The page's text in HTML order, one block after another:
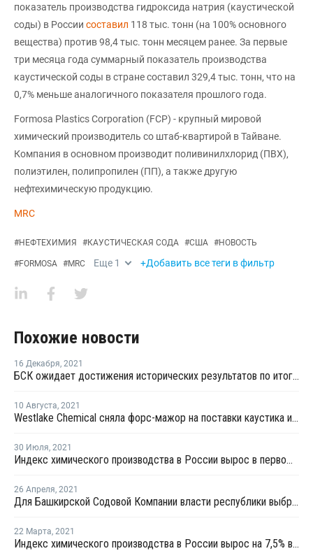
показатель производства гидроксида натрия (каустической
соды) в России составил 118 тыс. тонн (на 100% основного
вещества) против 98,4 тыс. тонн месяцем ранее. За первые
три месяца года суммарный показатель производства
каустической соды в стране составил 329,4 тыс. тонн, что на
0,7% меньше аналогичного показателя прошлого года.
Formosa Plastics Corporation (FCP) - крупный мировой
химический производитель со штаб-квартирой в Тайване.
Компания в основном производит поливинилхлорид (ПВХ),
полиэтилен, полипропилен (ПП), а также другую
нефтехимическую продукцию.
MRC
#НЕФТЕХИМИЯ #КАУСТИЧЕСКАЯ СОДА #США #НОВОСТЬ
#FORMOSA #MRC Еще 1 +Добавить все теги в фильтр
Похожие новости
16 Декабря, 2021
БСК ожидает достижения исторических результатов по итогам 2021 года
10 Августа, 2021
Westlake Chemical сняла форс-мажор на поставки каустика и хлора в США
30 Июля, 2021
Индекс химического производства в России вырос в первом полугодии на 8,2%
26 Апреля, 2021
Для Башкирской Содовой Компании власти республики выбрали новый источник сырья
22 Марта, 2021
Индекс химического производства в России вырос на 7,5% в январе - феврале